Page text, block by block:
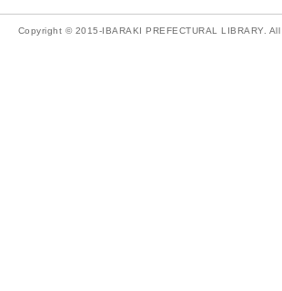
Copyright © 2015-IBARAKI PREFECTURAL LIBRARY. All